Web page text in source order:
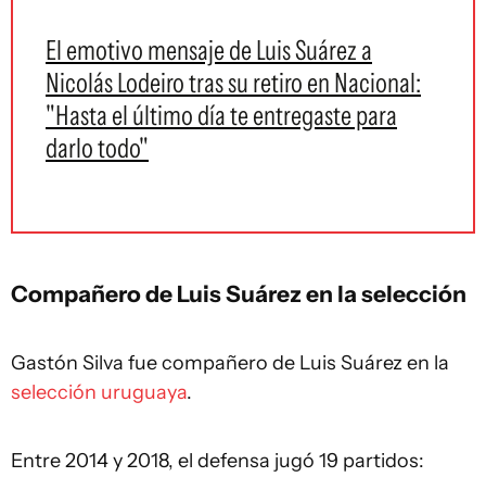
El emotivo mensaje de Luis Suárez a
Nicolás Lodeiro tras su retiro en Nacional:
"Hasta el último día te entregaste para
darlo todo"
Compañero de Luis Suárez en la selección
Gastón Silva fue compañero de Luis Suárez en la
selección uruguaya.
Entre 2014 y 2018, el defensa jugó 19 partidos: